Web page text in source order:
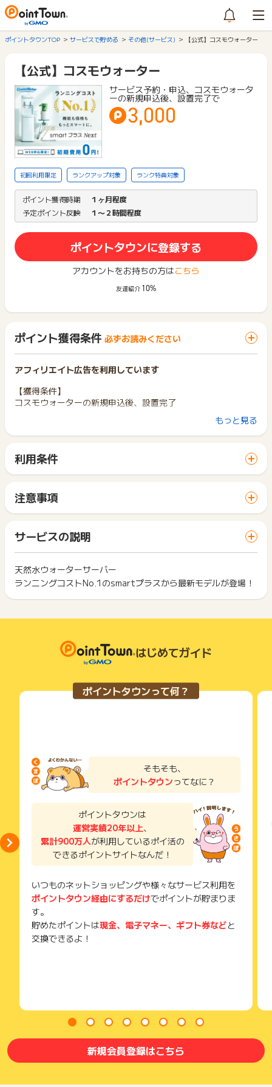
ポイントタウンTOP サービスで貯める その他(サービス) 【公式】コスモウォーター
【公式】コスモウォーター
サービス予約・申込、コスモウォータ
ーの新規申込後、設置完了で
3,000
初回利用限定 ランクアップ対象 ランク特典対象
ポイント獲得時期
１ヶ月程度
予定ポイント反映
１〜２時間程度
ポイントタウンに登録する
アカウントをお持ちの方はこちら
友達紹介 10%
ポイント獲得条件 必ずお読みください
アフィリエイト広告を利用しています
【獲得条件】
コスモウォーターの新規申込後、設置完了
※虚偽･架空の申込
※申込後、キャンセルされた場合
※申込から45日以内に商品の新規設置が確認ができない場合
申込
※ポイントに関するお問い合わせは、ポイントタウンのサポート
までお問い合わせください。ポイントについて、広告主に直接
お問い合わせをした場合、ポイント獲得対象外となる場合がご
ざいます。
もっと見る
利用条件
サイトに移動してからお申し込みやお買い物が完了するまでの
間に、同じブラウザ（※）で他のサイトに移動した場合はポイン
ト獲得ができません。
「 申込をしてポイントGET 」ボタンを押した時とサービス・
お買い物利用時で、デバイス・ブラウザが異なる場合はポイン
ト獲得ができません。
2回以上同じお買い物・サービスをご利用される場合は、毎回
ポイントタウンに戻り、「 申込をしてポイントGET 」ボタン
下記の事項に該当する場合、広告主側で対象外とみなし、「獲
・同一端末や同一世帯で、繰り返し利用不可のサービス・お買
い物を複数回ご利用された場合
・他のポイントサイトや比較サイト、検索サイトなどを経由し
ご利用前には、Cookieの削除をおこなっていただくことを推奨
します。
読みください。
お申し込みやお買い物後、利用したサイトから送られる購入完
獲得待ち・獲得失敗の状態でお問い合わせされる際に、該当の
メールを送っていただく場合がございます。
そのため、紛失・破棄された場合は対応いたしかねますので、
ご注意ください。
注意事項
一部のサービスにつきましては、1商品につき10円単位の金額
は切り捨てとなります。
ポイント獲得が1ポイント未満のものは切り捨てとなり、ポイ
ント履歴には記載されません。
原則として広告主側のポイント等を利用して支払われた金額分
につきましては、ポイントタウンのポイント獲得の対象には含
まれません。
各サービス・お買い物の獲得ポイントや獲得条件、キャンペー
ン期間が予告なしに変更される場合がございますが、ご利用さ
条件を達成しているかどうかは各広告主ではなく、代理店が行
っているため、広告主はポイントに関する詳細を把握しており
広告に遷移しない場合は掲載が終了となっておりポイントが獲
得できませんので、ご注意くださいませ。
サービスの説明
天然水ウォーターサーバー
ランニングコストNo.1のsmartプラスから最新モデルが登場！
はじめてガイド
ポイントタウンって何？
そもそも、
ポイントタウンってなに？
ポイントタウンは
運営実績20年以上、
累計900万人が利用しているポイ活の
できるポイントサイトなんだ！
いつものネットショッピングや様々なサービス利用を
ポイントタウン経由にするだけでポイントが貯まりま
す。
貯めたポイントは現金、電子マネー、ギフト券などと
交換できるよ！
新規会員登録はこちら